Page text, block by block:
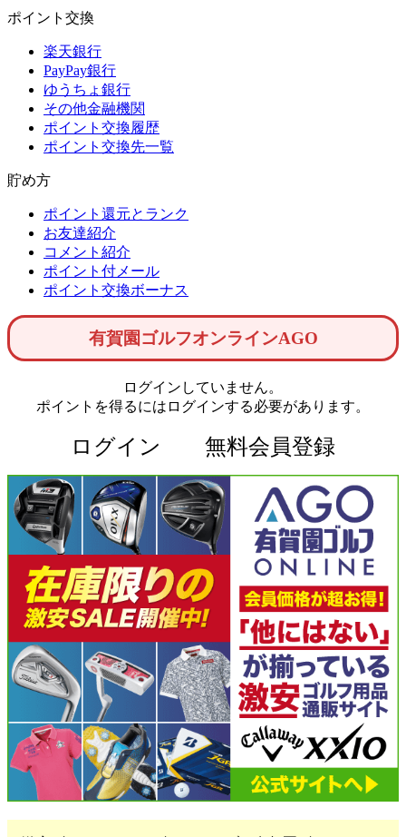
ポイント交換
楽天銀行
PayPay銀行
ゆうちょ銀行
その他金融機関
ポイント交換履歴
ポイント交換先一覧
貯め方
ポイント還元とランク
お友達紹介
コメント紹介
ポイント付メール
ポイント交換ボーナス
有賀園ゴルフオンラインAGO
ログインしていません。
ポイントを得るにはログインする必要があります。
ログイン 無料会員登録